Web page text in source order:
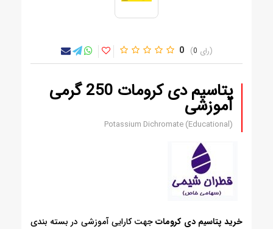
0 0
پتاسیم دی کرومات 250 گرمی
آموزشی
Potassium Dichromate (Educational)
خرید پتاسیم دی کروماتجهت کارایی آموزشی در بسته بندی